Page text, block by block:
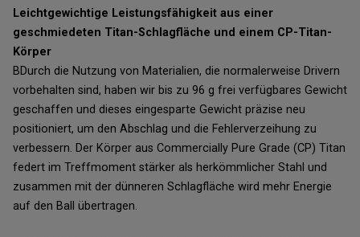
Leichtgewichtige Leistungsfähigkeit aus einer
geschmiedeten Titan-Schlagfläche und einem CP-Titan-
Körper
BDurch die Nutzung von Materialien, die normalerweise Drivern
vorbehalten sind, haben wir bis zu 96 g frei verfügbares Gewicht
geschaffen und dieses eingesparte Gewicht präzise neu
positioniert, um den Abschlag und die Fehlerverzeihung zu
verbessern. Der Körper aus Commercially Pure Grade (CP) Titan
federt im Treffmoment stärker als herkömmlicher Stahl und
zusammen mit der dünneren Schlagfläche wird mehr Energie
auf den Ball übertragen.